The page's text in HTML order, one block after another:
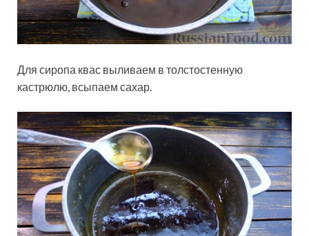
Для сиропа квас выливаем в толстостенную
кастрюлю, всыпаем сахар.